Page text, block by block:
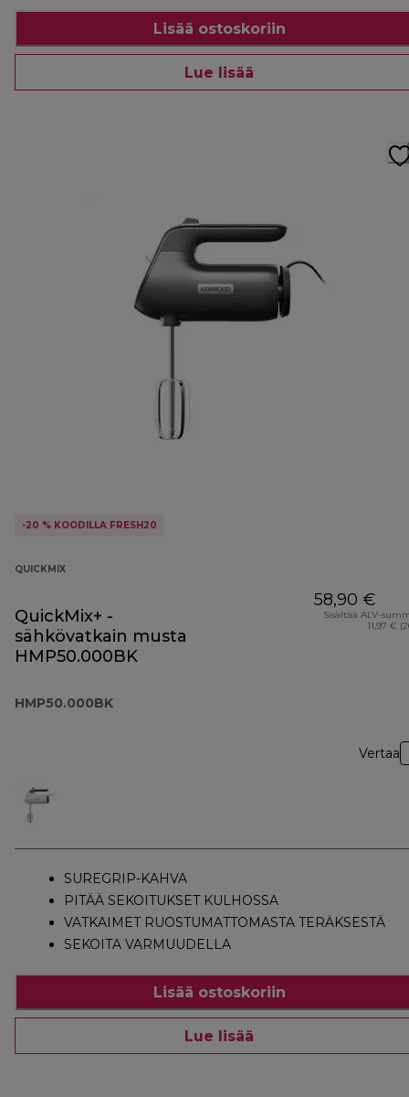
Lisää ostoskoriin
Lue lisää
-20 % KOODILLA FRESH20
QUICKMIX
QuickMix+ -
sähkövatkain musta
HMP50.000BK
HMP50.000BK
58,90 €
Sisältää ALV-
11,97 €
Vertaa
SUREGRIP-KAHVA
PITÄÄ SEKOITUKSET KULHOSSA
VATKAIMET RUOSTUMATTOMASTA TERÄKSESTÄ
SEKOITA VARMUUDELLA
Lisää ostoskoriin
Lue lisää